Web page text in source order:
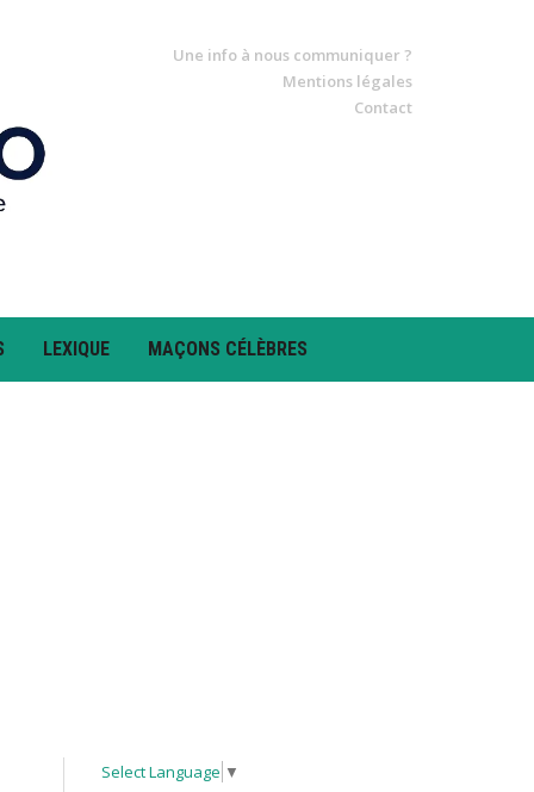
Une info à nous communiquer ?
Mentions légales
Contact
LEXIQUE MAÇONS CÉLÈBRES
Select Language ▼